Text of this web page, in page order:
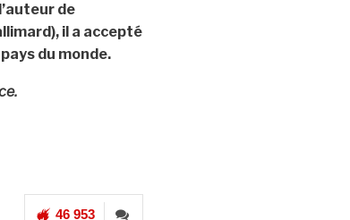
de
il a accepté
du monde.
46 953